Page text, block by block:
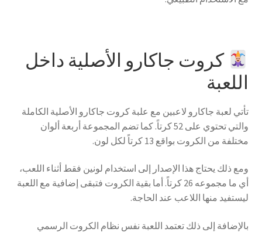
كروت جاكارو الأصلية داخل
اللعبة
تأتي لعبة جاكارو لاعبين مع علبة كروت جاكارو الأصلية الكاملة
والتي تحتوي على 52 كرتاً. كما تضم المجموعة أربعة ألوان
مختلفة من الكروت بواقع 13 كرتاً لكل لون.
ومع ذلك يحتاج هذا الإصدار إلى استخدام لونين فقط أثناء اللعب،
أي ما مجموعه 26 كرتاً. أما بقية الكروت فتبقى إضافية مع اللعبة
ليستفيد منها اللاعب عند الحاجة.
بالإضافة إلى ذلك تعتمد اللعبة نفس نظام الكروت الرسمي